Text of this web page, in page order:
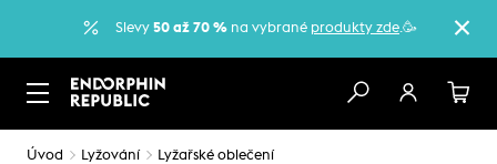
Slevy 50 až 70 % na vybrané produkty zde.🥳
Úvod Lyžování Lyžařské oblečení